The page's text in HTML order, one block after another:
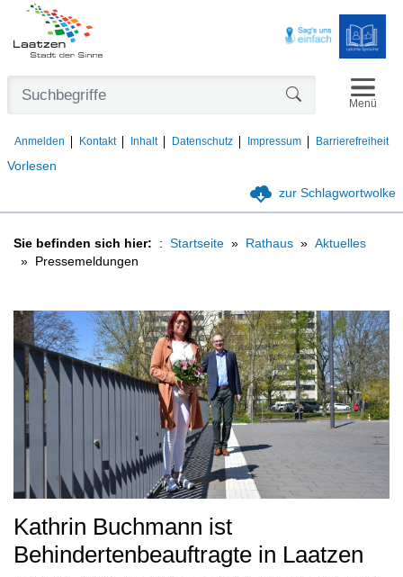
Vorlesen
Anmelden Kontakt Inhalt Datenschutz Impressum Barrierefreiheit
Menü
zur Schlagwortwolke
Sie befinden sich hier: Startseite Rathaus
Aktuelles
Pressemeldungen
Kathrin Buchmann ist
Behindertenbeauftragte in Laatzen